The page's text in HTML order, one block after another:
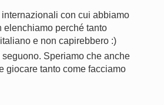
con cui abbiamo
elenchiamo perché tanto
e non capirebbero :)
Speriamo che anche
giocare tanto come facciamo